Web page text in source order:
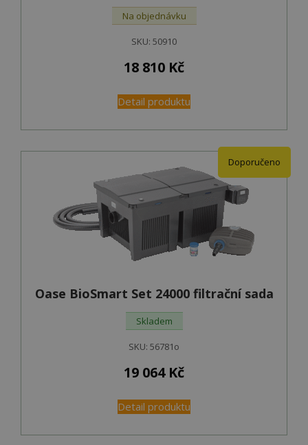
Na objednávku
SKU: 50910
18 810 Kč
Detail produktu
Doporučeno
Oase BioSmart Set 24000 filtrační sada
Skladem
SKU: 56781o
19 064 Kč
Detail produktu